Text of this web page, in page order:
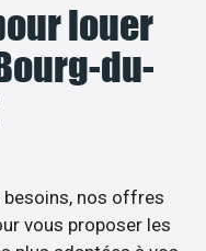
louer
du-
nos offres
vous proposer les